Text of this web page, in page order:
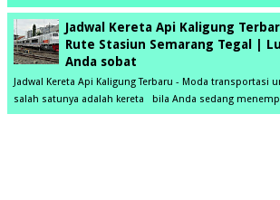
Jadwal Kereta Api Kaligung
Rute Stasiun Semarang Tegal |
Anda sobat
Jadwal Kereta Api Kaligung Terbaru - Moda transportasi
salah satunya adalah kereta bila Anda sedang